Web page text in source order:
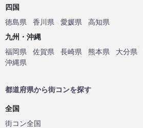
四国
徳島県
香川県 愛媛県
高知県
九州・沖縄
福岡県
佐賀県 長崎県 熊本県 大分県
沖縄県
都道府県から街コンを探す
全国
街コン全国